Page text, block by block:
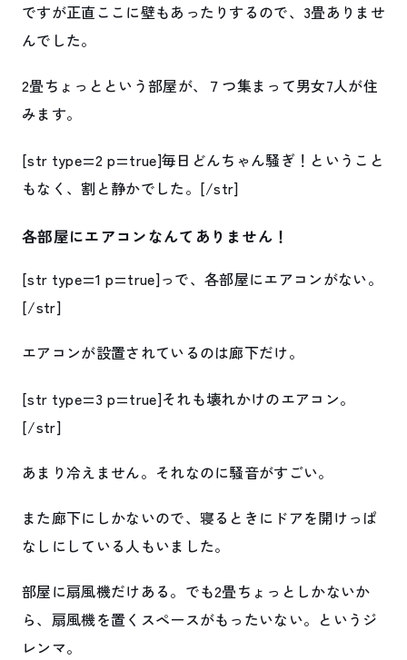
ですが正直ここに壁もあったりするので、3畳ありませ
んでした。
2畳ちょっとという部屋が、７つ集まって男女7人が住
みます。
[str type=2 p=true]毎日どんちゃん騒ぎ！ということ
もなく、割と静かでした。[/str]
各部屋にエアコンなんてありません！
[str type=1 p=true]っで、各部屋にエアコンがない。
[/str]
エアコンが設置されているのは廊下だけ。
[str type=3 p=true]それも壊れかけのエアコン。
[/str]
あまり冷えません。それなのに騒音がすごい。
また廊下にしかないので、寝るときにドアを開けっぱ
なしにしている人もいました。
部屋に扇風機だけある。でも2畳ちょっとしかないか
ら、扇風機を置くスペースがもったいない。というジ
レンマ。